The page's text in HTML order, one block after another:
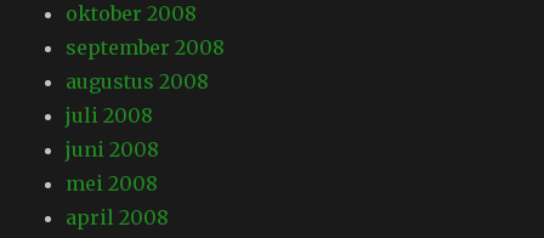
oktober 2008
september 2008
augustus 2008
juli 2008
juni 2008
mei 2008
april 2008